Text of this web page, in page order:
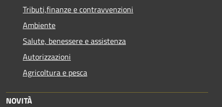
Tributi,finanze e contravvenzioni
Ambiente
Salute, benessere e assistenza
Autorizzazioni
Agricoltura e pesca
NOVITÀ